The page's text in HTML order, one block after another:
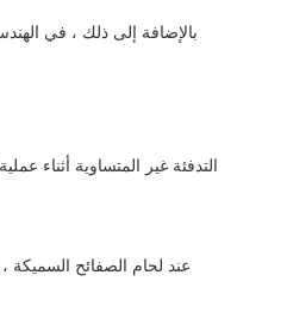
بالإضافة إلى ذلك ، في
التدفئة غير المتساوية أثناء
عند لحام الصفائح